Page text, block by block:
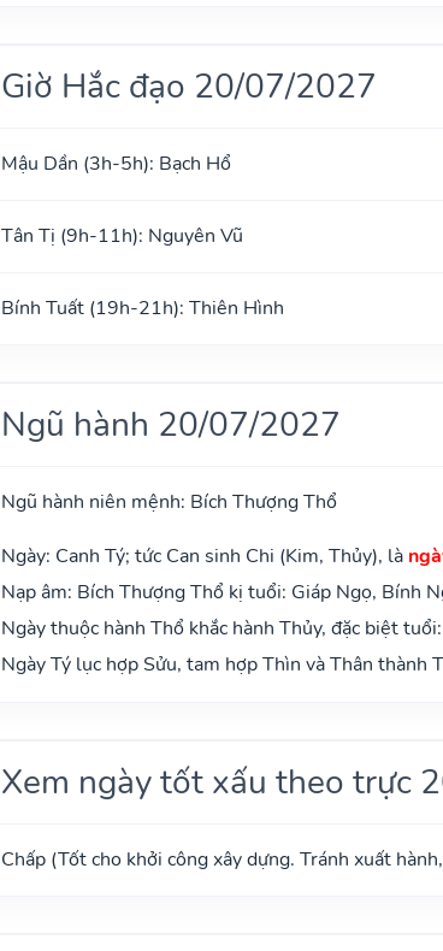
Giờ Hắc đạo 20/07/2027
Mậu Dần (3h-5h): Bạch Hổ
Tân Tị (9h-11h): Nguyên Vũ
Bính Tuất (19h-21h): Thiên Hình
Ngũ hành 20/07/2027
Ngũ hành niên mệnh: Bích Thượng Thổ
Ngày: Canh Tý; tức Can sinh Chi (Kim, Thủy), là
Nạp âm: Bích Thượng Thổ kị tuổi: Giáp Ngọ, Bính
Ngày thuộc hành Thổ khắc hành Thủy, đặc biệt
Ngày Tý lục hợp Sửu, tam hợp Thìn và Thân thành
Xem ngày tốt xấu theo trực
Chấp (Tốt cho khởi công xây dựng. Tránh xuất